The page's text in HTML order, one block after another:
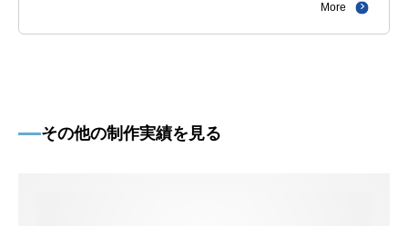
More
その他の制作実績を見る